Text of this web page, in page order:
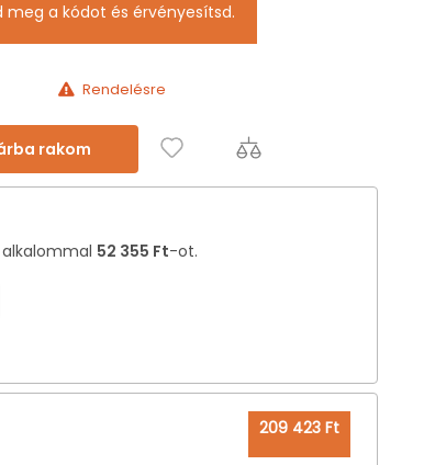
a kódot és érvényesítsd.
Rendelésre
rakom
alkalommal 52 355 Ft-ot.
209 423 Ft